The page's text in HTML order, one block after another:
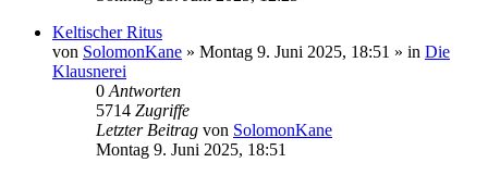
Keltischer Ritus
von SolomonKane » Montag 9. Juni 2025, 18:51 » in Die
Klausnerei
0 Antworten
5714 Zugriffe
Letzter Beitrag von SolomonKane
Montag 9. Juni 2025, 18:51